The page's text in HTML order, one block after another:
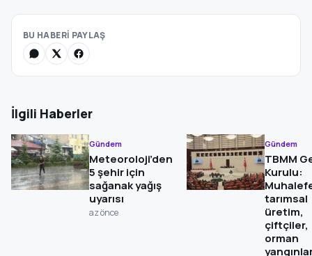
BU HABERİ PAYLAŞ
İlgili Haberler
Gündem
Meteoroloji’den
5 şehir için
sağanak yağış
uyarısı
az önce
Gündem
TBMM
Kurulu:
tarımsal
üretim,
çiftçiler,
orman